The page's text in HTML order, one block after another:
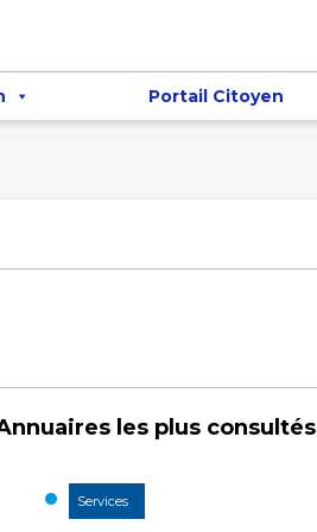
Portail Citoyen
les plus consultés
Services